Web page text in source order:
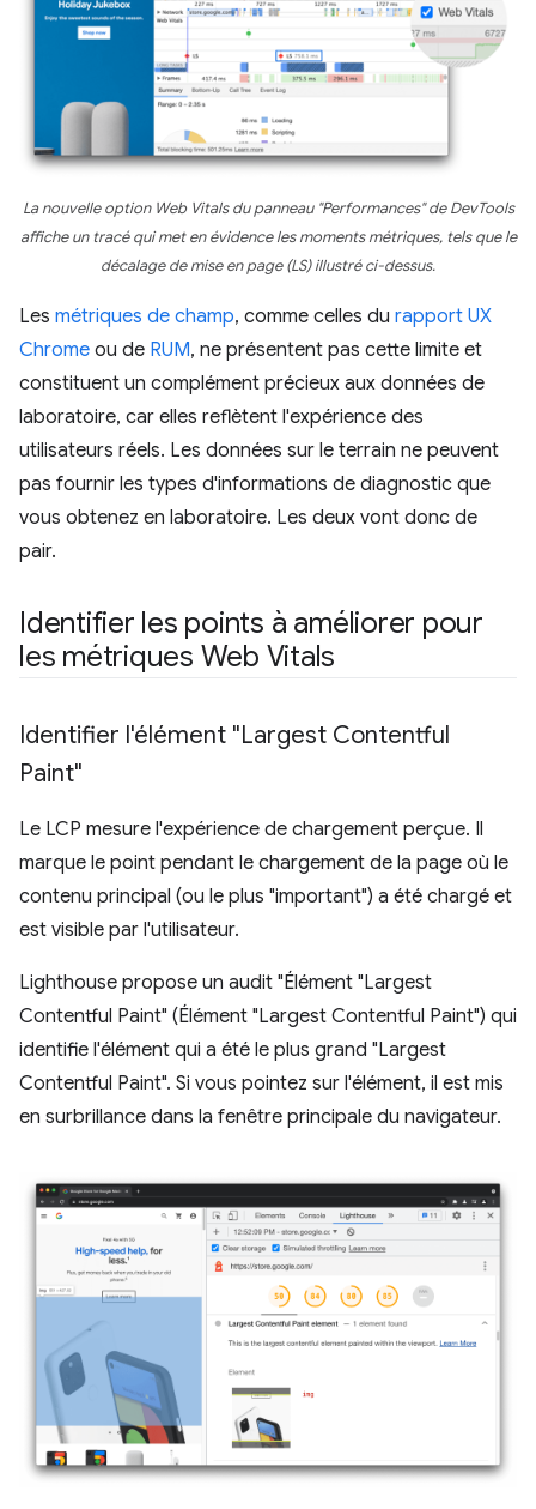
La nouvelle option Web Vitals du panneau "Performances" de DevTools
affiche un tracé qui met en évidence les moments métriques, tels que le
décalage de mise en page (LS) illustré ci-dessus.
Les métriques de champ, comme celles du rapport UX
Chrome ou de RUM, ne présentent pas cette limite et
constituent un complément précieux aux données de
laboratoire, car elles reflètent l'expérience des
utilisateurs réels. Les données sur le terrain ne peuvent
pas fournir les types d'informations de diagnostic que
vous obtenez en laboratoire. Les deux vont donc de
pair.
Identifier les points à améliorer pour
les métriques Web Vitals
Identifier l'élément "Largest Contentful
Paint"
Le LCP mesure l'expérience de chargement perçue. Il
marque le point pendant le chargement de la page où le
contenu principal (ou le plus "important") a été chargé et
est visible par l'utilisateur.
Lighthouse propose un audit "Élément "Largest
Contentful Paint" (Élément "Largest Contentful Paint") qui
identifie l'élément qui a été le plus grand "Largest
Contentful Paint". Si vous pointez sur l'élément, il est mis
en surbrillance dans la fenêtre principale du navigateur.